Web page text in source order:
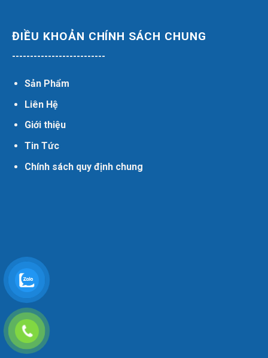
ĐIỀU KHOẢN CHÍNH SÁCH CHUNG
--------------------------
Sản Phẩm
Liên Hệ
Giới thiệu
Tin Tức
Chính sách quy định chung